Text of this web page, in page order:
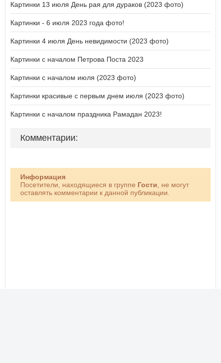
Картинки 13 июля День рая для дураков (2023 фото)
Картинки - 6 июля 2023 года фото!
Картинки 4 июля День невидимости (2023 фото)
Картинки с началом Петрова Поста 2023
Картинки с началом июля (2023 фото)
Картинки красивые с первым днем июля (2023 фото)
Картинки с началом праздника Рамадан 2023!
Комментарии:
Информация
Посетители, находящиеся в группе Гости, не могут
оставлять комментарии к данной публикации.